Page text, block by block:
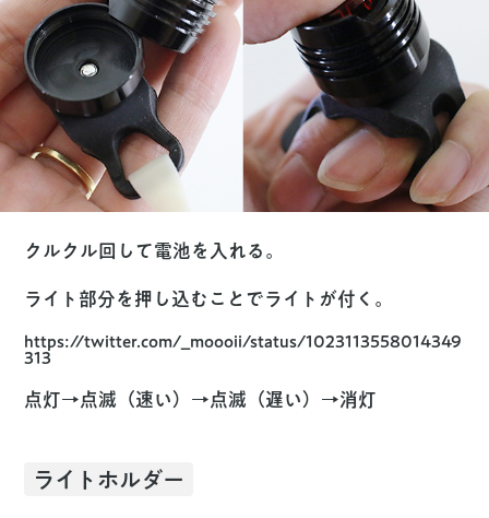
クルクル回して電池を入れる。
ライト部分を押し込むことでライトが付く。
https://twitter.com/_moooii/status/1023113558014349
313
点灯→点滅（速い）→点滅（遅い）→消灯
ライトホルダー